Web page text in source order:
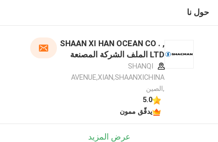
حول نا
SHAAN XI HAN OCEAN CO . ,
LTD الملف الشركة المصنعة
SHANQI
AVENUE,XIAN,SHAANXICHINA
,الصين
5.0
يدقّق ممون
عرض المزيد